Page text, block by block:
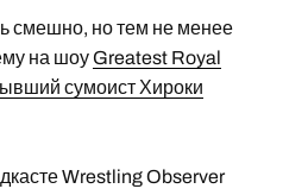
смешно, но тем не менее
на шоу Greatest Royal
сумоист Хироки
Wrestling Observer